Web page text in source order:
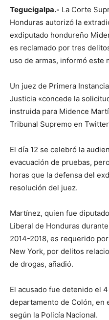
Tegucigalpa.- La Corte
Honduras autorizó la
exdiputado hondureño
es reclamado por tres
uso de armas, informó este
Un juez de Primera
Justicia «concede la
instruida para Midence
Tribunal Supremo en
El día 12 se celebró la
evacuación de pruebas,
horas que la defensa del
resolución del juez.
Martínez, quien fue
Liberal de Honduras
2014-2018, es requerido
New York, por delitos
de drogas, añadió.
El acusado fue detenido el
departamento de Colón, en
según la Policía Nacional.